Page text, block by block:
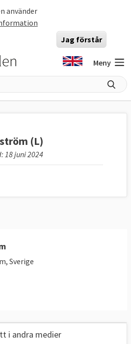
använder
Jag förstår
Meny
(L)
18 juni 2024
Sverige
i andra medier